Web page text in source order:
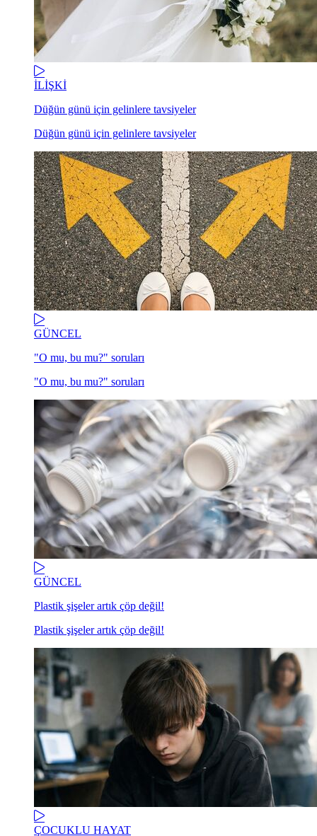
İLİŞKİ
Düğün günü için gelinlere tavsiyeler
Düğün günü için gelinlere tavsiyeler
GÜNCEL
"O mu, bu mu?" soruları
"O mu, bu mu?" soruları
GÜNCEL
Plastik şişeler artık çöp değil!
Plastik şişeler artık çöp değil!
ÇOCUKLU HAYAT